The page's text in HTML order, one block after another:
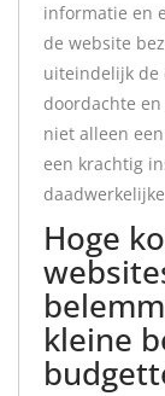
informatie en
de website
uiteindelijk de
doordachte
niet alleen
een krachtig
Hoge
kleine